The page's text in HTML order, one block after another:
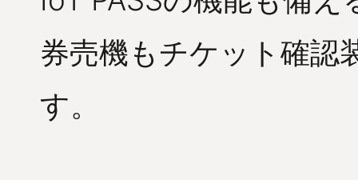
券売機もチケット確認
す。